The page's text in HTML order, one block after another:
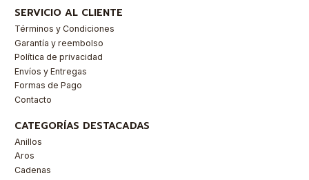
SERVICIO AL CLIENTE
Términos y Condiciones
Garantía y reembolso
Política de privacidad
Envíos y Entregas
Formas de Pago
Contacto
CATEGORÍAS DESTACADAS
Anillos
Aros
Cadenas